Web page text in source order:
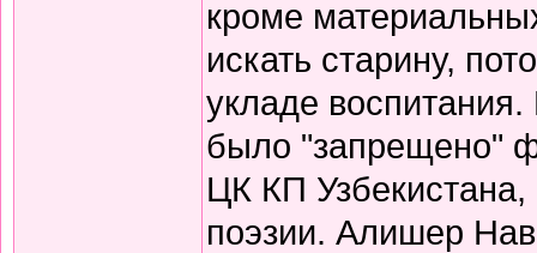
кроме
искать старину,
укладе воспитания.
было "запрещено"
ЦК КП
поэзии. Алишер